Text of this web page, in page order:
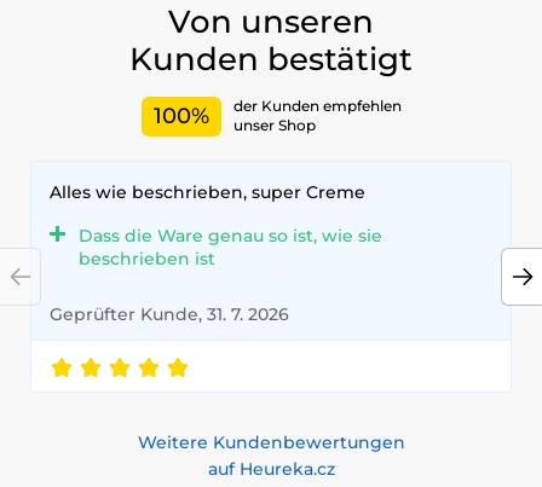
Von unseren
Kunden bestätigt
100%
der Kunden empfehlen
unser Shop
Alles wie beschrieben, super Creme
Dass die Ware genau so ist, wie sie
beschrieben ist
Geprüfter Kunde, 31. 7. 2026
Weitere Kundenbewertungen
auf Heureka.cz